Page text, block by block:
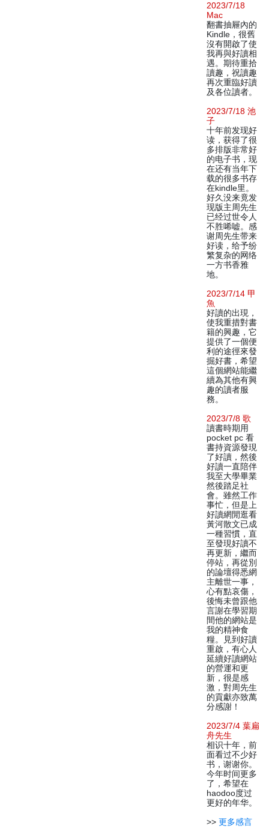
2023/7/18
Mac
翻書抽屜內的
Kindle，很舊
沒有開啟了使
我再與好讀相
遇。期待重拾
讀趣，祝讀趣
再次重臨好讀
及各位讀者。
2023/7/18 池
子
十年前发现好
读，获得了很
多排版非常好
的电子书，现
在还有当年下
载的很多书存
在kindle里。
好久没来竟发
现版主周先生
已经过世令人
不胜唏嘘。感
谢周先生带来
好读，给予纷
繁复杂的网络
一方书香雅
地。
2023/7/14 甲
魚
好讀的出現，
使我重措對書
籍的興趣，它
提供了一個便
利的途徑來發
掘好書，希望
這個網站能繼
續為其他有興
趣的讀者服
務。
2023/7/8 歌
讀書時期用
pocket pc 看
書持資源發現
了好讀，然後
好讀一直陪伴
我至大學畢業
然後踏足社
會。雖然工作
事忙，但是上
好讀網閒逛看
黃河散文已成
一種習慣，直
至發現好讀不
再更新，繼而
停站，再從別
的論壇得悉網
主離世一事，
心有點哀傷，
後悔未曾跟他
言謝在學習期
間他的網站是
我的精神食
糧。見到好讀
重啟，有心人
延續好讀網站
的營運和更
新，很是感
激，對周先生
的貢獻亦致萬
分感謝！
2023/7/4 葉扁
舟先生
相识十年，前
面看过不少好
书，谢谢你。
今年时间更多
了，希望在
haodoo度过
更好的年华。
>> 更多感言